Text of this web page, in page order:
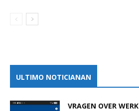
ULTIMO NOTICIANAN
VRAGEN OVER